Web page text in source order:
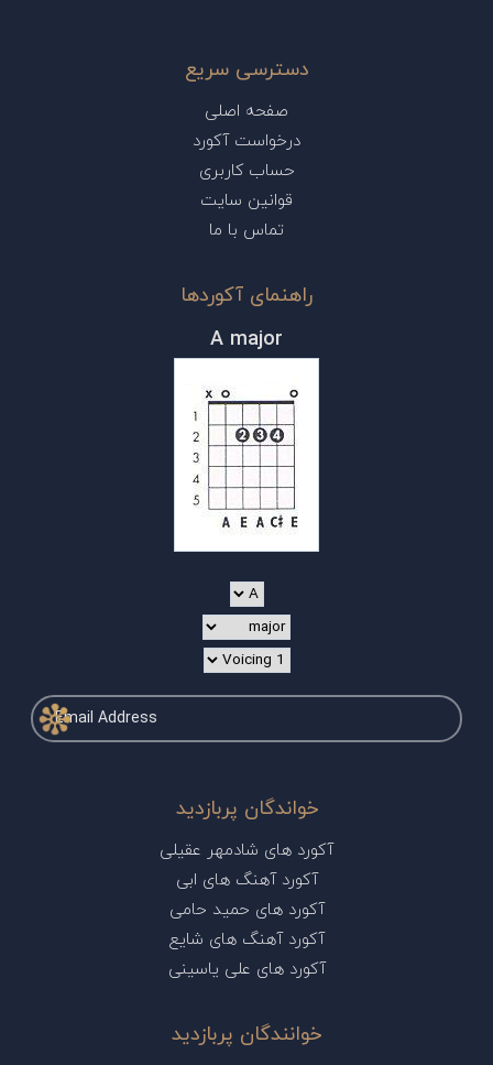
دسترسی سریع
صفحه اصلی
درخواست آکورد
حساب کاربری
قوانین سایت
تماس با ما
راهنمای آکوردها
A major
خواندگان پربازدید
آکورد های شادمهر عقیلی
آکورد آهنگ های ابی
آکورد های حمید حامی
آکورد آهنگ های شایع
آکورد های علی یاسینی
خوانندگان پربازدید